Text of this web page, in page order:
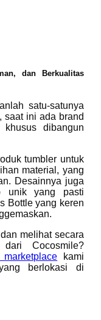
dan Berkualitas
satu-satunya
saat ini ada brand
dibangun
tumbler untuk
material, yang
Desainnya juga
unik yang pasti
Bottle yang keren
melihat secara
Cocosmile?
kami
berlokasi di